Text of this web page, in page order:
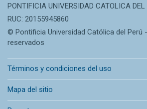
PONTIFICIA UNIVERSIDAD CATOLICA DEL
RUC: 20155945860
© Pontificia Universidad Católica del Perú
reservados
Términos y condiciones del uso
Mapa del sitio